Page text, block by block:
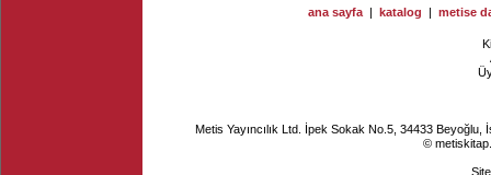
ana sayfa | katalog | metise
Metis Yayıncılık Ltd. İpek Sokak No.5, 34433
©